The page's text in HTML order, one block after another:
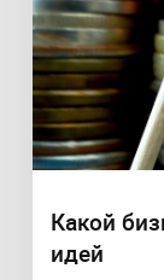
Какой
идей